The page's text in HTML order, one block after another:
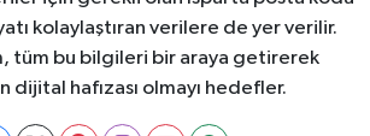
kolaylaştıran verilere de yer verilir.
tüm bu bilgileri bir araya getirerek
dijital hafızası olmayı hedefler.